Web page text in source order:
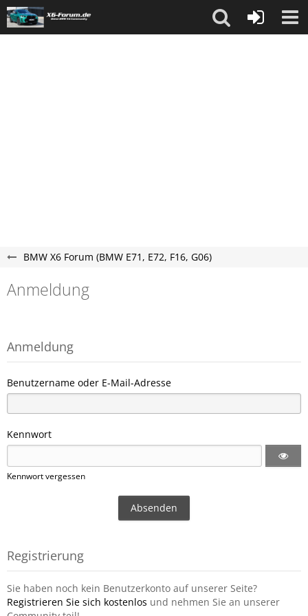
BMW X6 Forum (BMW E71, E72, F16, G06)
Anmeldung
Anmeldung
Benutzername oder E-Mail-Adresse
Kennwort
Kennwort vergessen
Registrierung
Sie haben noch kein Benutzerkonto auf unserer Seite?
Registrieren Sie sich kostenlos und nehmen Sie an unserer